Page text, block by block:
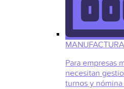
MANUFACTURA
Para empresas
necesitan
turnos y